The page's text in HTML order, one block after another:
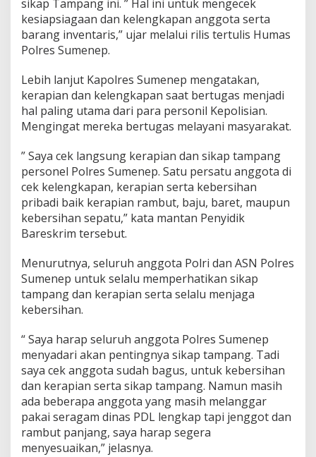
n
P
e
l
a
n
M
a
a
r
a
k
t
sikap Tampang ini. ” Hal ini untuk mengecek
kesiapsiagaan dan kelengkapan anggota serta
barang inventaris,” ujar melalui rilis tertulis Humas
Polres Sumenep.
Lebih lanjut Kapolres Sumenep mengatakan,
kerapian dan kelengkapan saat bertugas menjadi
hal paling utama dari para personil Kepolisian.
Mengingat mereka bertugas melayani masyarakat.
” Saya cek langsung kerapian dan sikap tampang
personel Polres Sumenep. Satu persatu anggota di
cek kelengkapan, kerapian serta kebersihan
pribadi baik kerapian rambut, baju, baret, maupun
kebersihan sepatu,” kata mantan Penyidik
Bareskrim tersebut.
Menurutnya, seluruh anggota Polri dan ASN Polres
Sumenep untuk selalu memperhatikan sikap
tampang dan kerapian serta selalu menjaga
kebersihan.
“ Saya harap seluruh anggota Polres Sumenep
menyadari akan pentingnya sikap tampang. Tadi
saya cek anggota sudah bagus, untuk kebersihan
dan kerapian serta sikap tampang. Namun masih
ada beberapa anggota yang masih melanggar
pakai seragam dinas PDL lengkap tapi jenggot dan
rambut panjang, saya harap segera
menyesuaikan,” jelasnya.